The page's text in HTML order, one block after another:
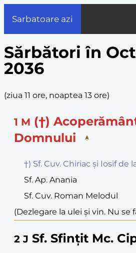
Sarbatoare azi
Sărbători în
2036
(ziua 11 ore, noaptea 13 ore)
1 M (†)
Domnului
†) Sf. Cuv. Chiriac și Iosif de
Sf. Ap. Anania
Sf. Cuv. Roman Melodul
(Dezlegare la ulei și vin. Nu se
2 J Sf. Sfințit Mc.